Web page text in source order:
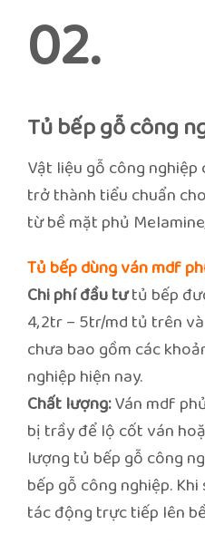
02.
Tủ bếp gỗ công
Vật liệu gỗ công
trở thành tiểu chuẩn
từ bề mặt phủ
Tủ bếp dùng ván mdf
Chi phí đầu tưtủ bếp
4,2tr – 5tr/md tủ trên
chưa bao gồm các
nghiệp hiện nay.
Chất lượng:Ván mdf
bị trầy để lộ cốt ván
lượng tủ bếp gỗ công
bếp gỗ công nghiệp.
tác động trực tiếp lên